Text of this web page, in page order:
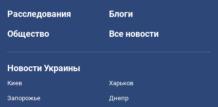
Расследования
Блоги
Общество
Все новости
Новости Украины
Киев Харьков
Запорожье Днепр